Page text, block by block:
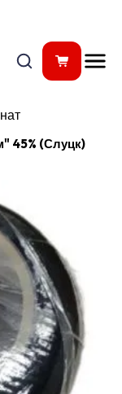
45% (Слуцк)